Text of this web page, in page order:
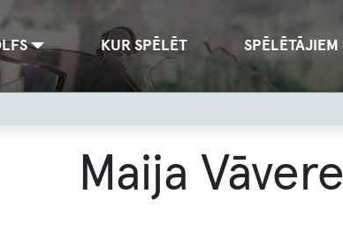
KUR SPĒLĒT SPĒLĒTĀJIEM
Maija Vāvere